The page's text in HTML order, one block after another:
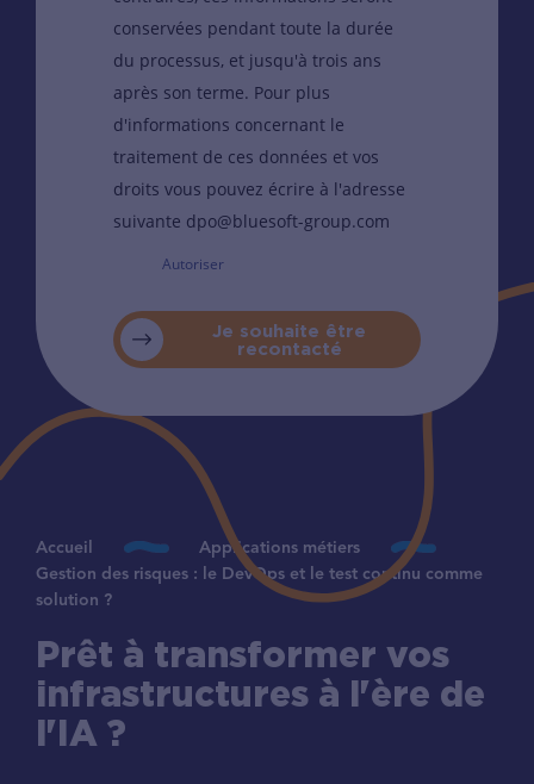
conservées pendant toute la durée
du processus, et jusqu'à trois ans
après son terme. Pour plus
d'informations concernant le
traitement de ces données et vos
droits vous pouvez écrire à l'adresse
suivante dpo@bluesoft-group.com
Autoriser
Je souhaite être
recontacté
Accueil
Applications métiers
Gestion des risques : le DevOps et le test continu comme
solution ?
Prêt à transformer vos
infrastructures à l'ère de
l'IA ?